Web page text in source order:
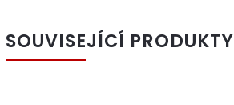
SOUVISEJÍCÍ PRODUKTY